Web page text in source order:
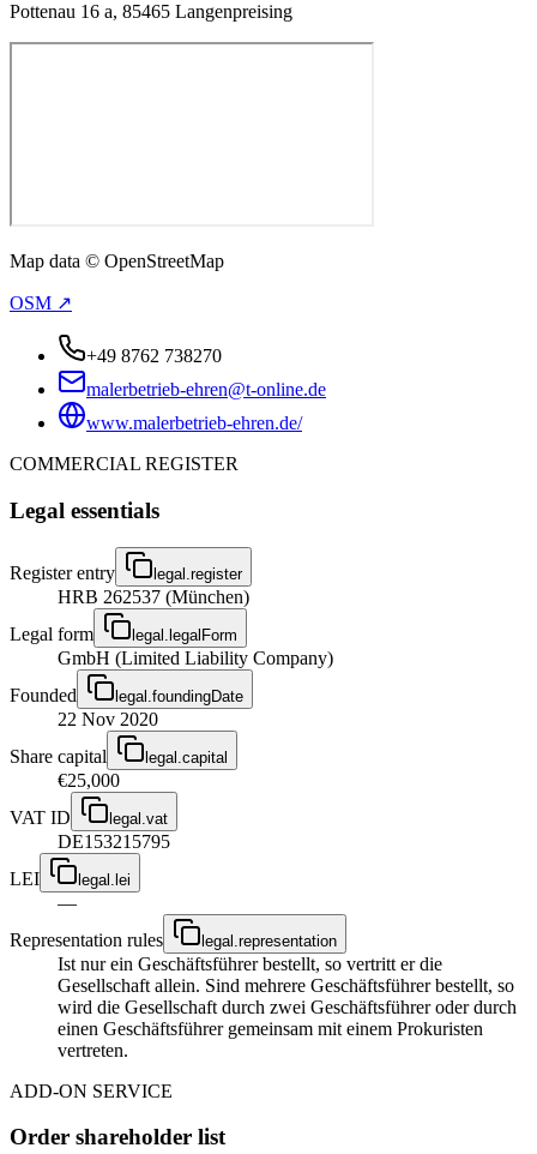
Pottenau 16 a, 85465 Langenpreising
Map data © OpenStreetMap
OSM ↗
+49 8762 738270
malerbetrieb-ehren@t-online.de
www.malerbetrieb-ehren.de/
COMMERCIAL REGISTER
Legal essentials
Register entry legal.register
HRB 262537 (München)
Legal form
legal.legalForm
GmbH (Limited Liability Company)
Founded
legal.foundingDate
22 Nov 2020
Share capital
legal.capital
€25,000
VAT ID
legal.vat
DE153215795
LEI
legal.lei
—
Representation rules
legal.representation
Ist nur ein Geschäftsführer bestellt, so vertritt er die
Gesellschaft allein. Sind mehrere Geschäftsführer bestellt, so
wird die Gesellschaft durch zwei Geschäftsführer oder durch
einen Geschäftsführer gemeinsam mit einem Prokuristen
vertreten.
ADD-ON SERVICE
Order shareholder list